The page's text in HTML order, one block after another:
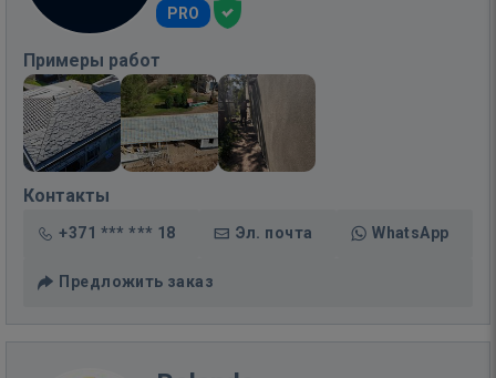
PRO
Примеры работ
Контакты
+371 *** *** 18 Эл. почта WhatsApp
Предложить заказ